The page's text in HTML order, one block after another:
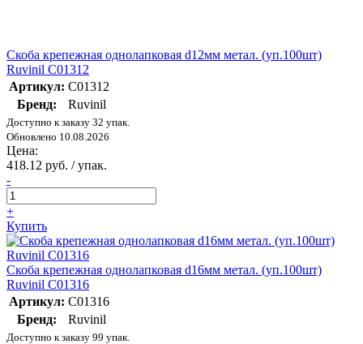
Скоба крепежная однолапковая d12мм метал. (уп.100шт)
Ruvinil С01312
Артикул: С01312
Бренд:
Ruvinil
Доступно к заказу 32 упак.
Обновлено 10.08.2026
Цена:
418.12 руб. / упак.
-
+
Купить
Скоба крепежная однолапковая d16мм метал. (уп.100шт)
Ruvinil С01316
Артикул: С01316
Бренд:
Ruvinil
Доступно к заказу 99 упак.